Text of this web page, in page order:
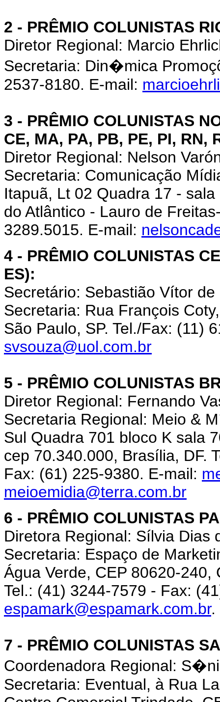
2 - PRÊMIO COLUNISTAS
Diretor Regional: Marcio
Secretaria: Din�mica
2537-8180. E-mail:
3 - PRÊMIO COLUNISTAS
CE, MA, PA, PB, PE, PI, RN,
Diretor Regional: Nelson
Secretaria: Comunicação
Itapuã, Lt 02 Quadra 17 -
do Atlântico - Lauro de
3289.5015. E-mail:
4 - PRÊMIO COLUNISTAS
ES):
Secretário: Sebastião Vítor de
Secretaria: Rua François
São Paulo, SP. Tel./Fax: (11)
svsouza@uol.com.br
5 - PRÊMIO COLUNISTAS
Diretor Regional: Fernando
Secretaria Regional: Meio &
Sul Quadra 701 bloco K sala
cep 70.340.000, Brasília, DF.
Fax: (61) 225-9380. E-mail:
meioemidia@terra.com.br
6 - PRÊMIO COLUNISTAS
Diretora Regional: Sílvia Dias
Secretaria: Espaço de
Água Verde, CEP 80620-240,
Tel.: (41) 3244-7579 - Fax:
espamark@espamark.com.br.
7 - PRÊMIO COLUNISTAS
Coordenadora Regional:
Secretaria: Eventual, à Rua